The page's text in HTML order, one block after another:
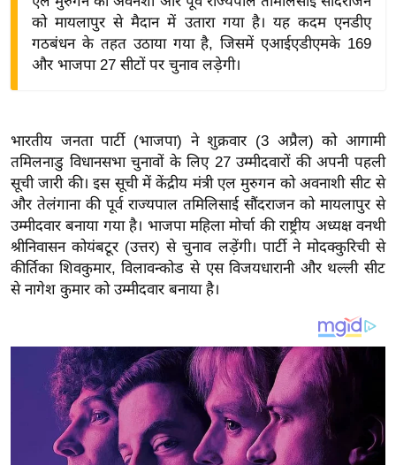
शे
ष
ज्ञ
रा
य
ब
ज
ल
को मायलापुर से मैदान में उतारा गया है। यह कदम एनडीए
गठबंधन के तहत उठाया गया है, जिसमें एआईएडीएमके 169
और भाजपा 27 सीटों पर चुनाव लड़ेगी।
भारतीय जनता पार्टी (भाजपा) ने शुक्रवार (3 अप्रैल) को आगामी
तमिलनाडु विधानसभा चुनावों के लिए 27 उम्मीदवारों की अपनी पहली
सूची जारी की। इस सूची में केंद्रीय मंत्री एल मुरुगन को अवनाशी सीट से
और तेलंगाना की पूर्व राज्यपाल तमिलिसाई सौंदराजन को मायलापुर से
उम्मीदवार बनाया गया है। भाजपा महिला मोर्चा की राष्ट्रीय अध्यक्ष वनथी
श्रीनिवासन कोयंबटूर (उत्तर) से चुनाव लड़ेंगी। पार्टी ने मोदक्कुरिची से
कीर्तिका शिवकुमार, विलावन्कोड से एस विजयधारानी और थल्ली सीट
से नागेश कुमार को उम्मीदवार बनाया है।